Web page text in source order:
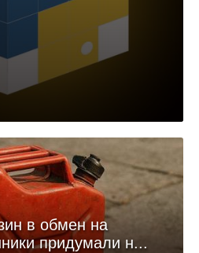
в обмен на
придумали н...